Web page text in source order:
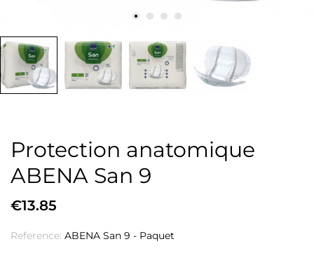
Protection anatomique
ABENA San 9
€13.85
Reference: ABENA San 9 - Paquet